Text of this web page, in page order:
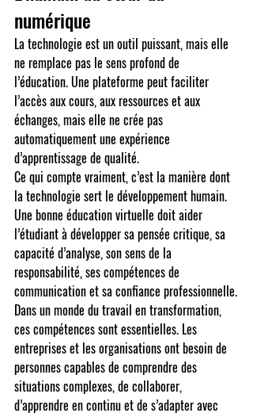
numérique
La technologie est un outil puissant, mais elle
ne remplace pas le sens profond de
l’éducation. Une plateforme peut faciliter
l’accès aux cours, aux ressources et aux
échanges, mais elle ne crée pas
automatiquement une expérience
d’apprentissage de qualité.
Ce qui compte vraiment, c’est la manière dont
la technologie sert le développement humain.
Une bonne éducation virtuelle doit aider
l’étudiant à développer sa pensée critique, sa
capacité d’analyse, son sens de la
responsabilité, ses compétences de
communication et sa confiance professionnelle.
Dans un monde du travail en transformation,
ces compétences sont essentielles. Les
entreprises et les organisations ont besoin de
personnes capables de comprendre des
situations complexes, de collaborer,
d’apprendre en continu et de s’adapter avec